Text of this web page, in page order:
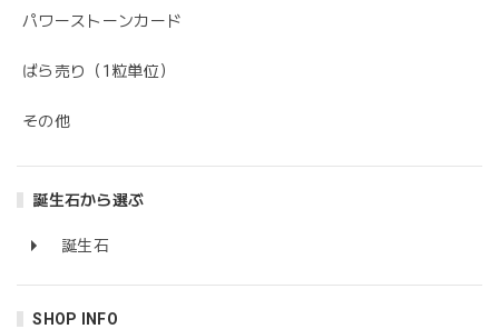
パワーストーンカード
ばら売り（1粒単位）
その他
誕生石から選ぶ
誕生石
SHOP INFO